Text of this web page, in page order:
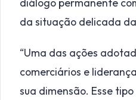
da situação delicada
“Uma das ações
comerciários e
sua dimensão. Esse